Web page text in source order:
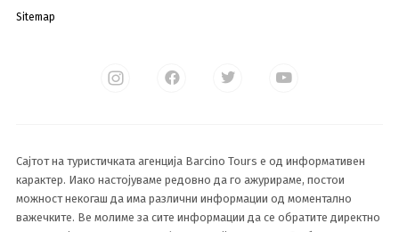
Sitemap
Сајтот на туристичката агенција Barcino Tours е од информативен
карактер. Иако настојуваме редовно да го ажурираме, постои
можност некогаш да има различни информации од моментално
важечките. Ве молиме за сите информации да се обратите директно